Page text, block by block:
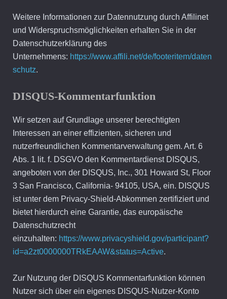
Weitere Informationen zur Datennutzung durch Affilinet
und Widerspruchsmöglichkeiten erhalten Sie in der
Datenschutzerklärung des
Unternehmens: https://www.affili.net/de/footeritem/daten
schutz.
DISQUS-Kommentarfunktion
Wir setzen auf Grundlage unserer berechtigten
Interessen an einer effizienten, sicheren und
nutzerfreundlichen Kommentarverwaltung gem. Art. 6
Abs. 1 lit. f. DSGVO den Kommentardienst DISQUS,
angeboten von der DISQUS, Inc., 301 Howard St, Floor
3 San Francisco, California- 94105, USA, ein. DISQUS
ist unter dem Privacy-Shield-Abkommen zertifiziert und
bietet hierdurch eine Garantie, das europäische
Datenschutzrecht
einzuhalten: https://www.privacyshield.gov/participant?
id=a2zt0000000TRkEAAW&status=Active.
Zur Nutzung der DISQUS Kommentarfunktion können
Nutzer sich über ein eigenes DISQUS-Nutzer-Konto